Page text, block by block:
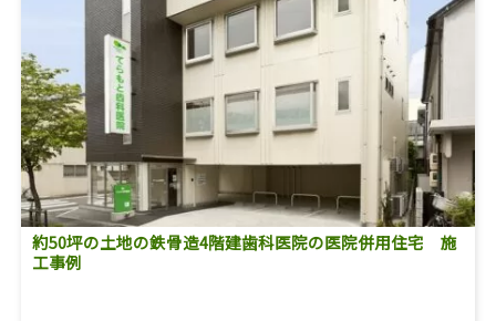
約50坪の土地の鉄骨造4階建歯科医院の医院併用住宅 施
工事例